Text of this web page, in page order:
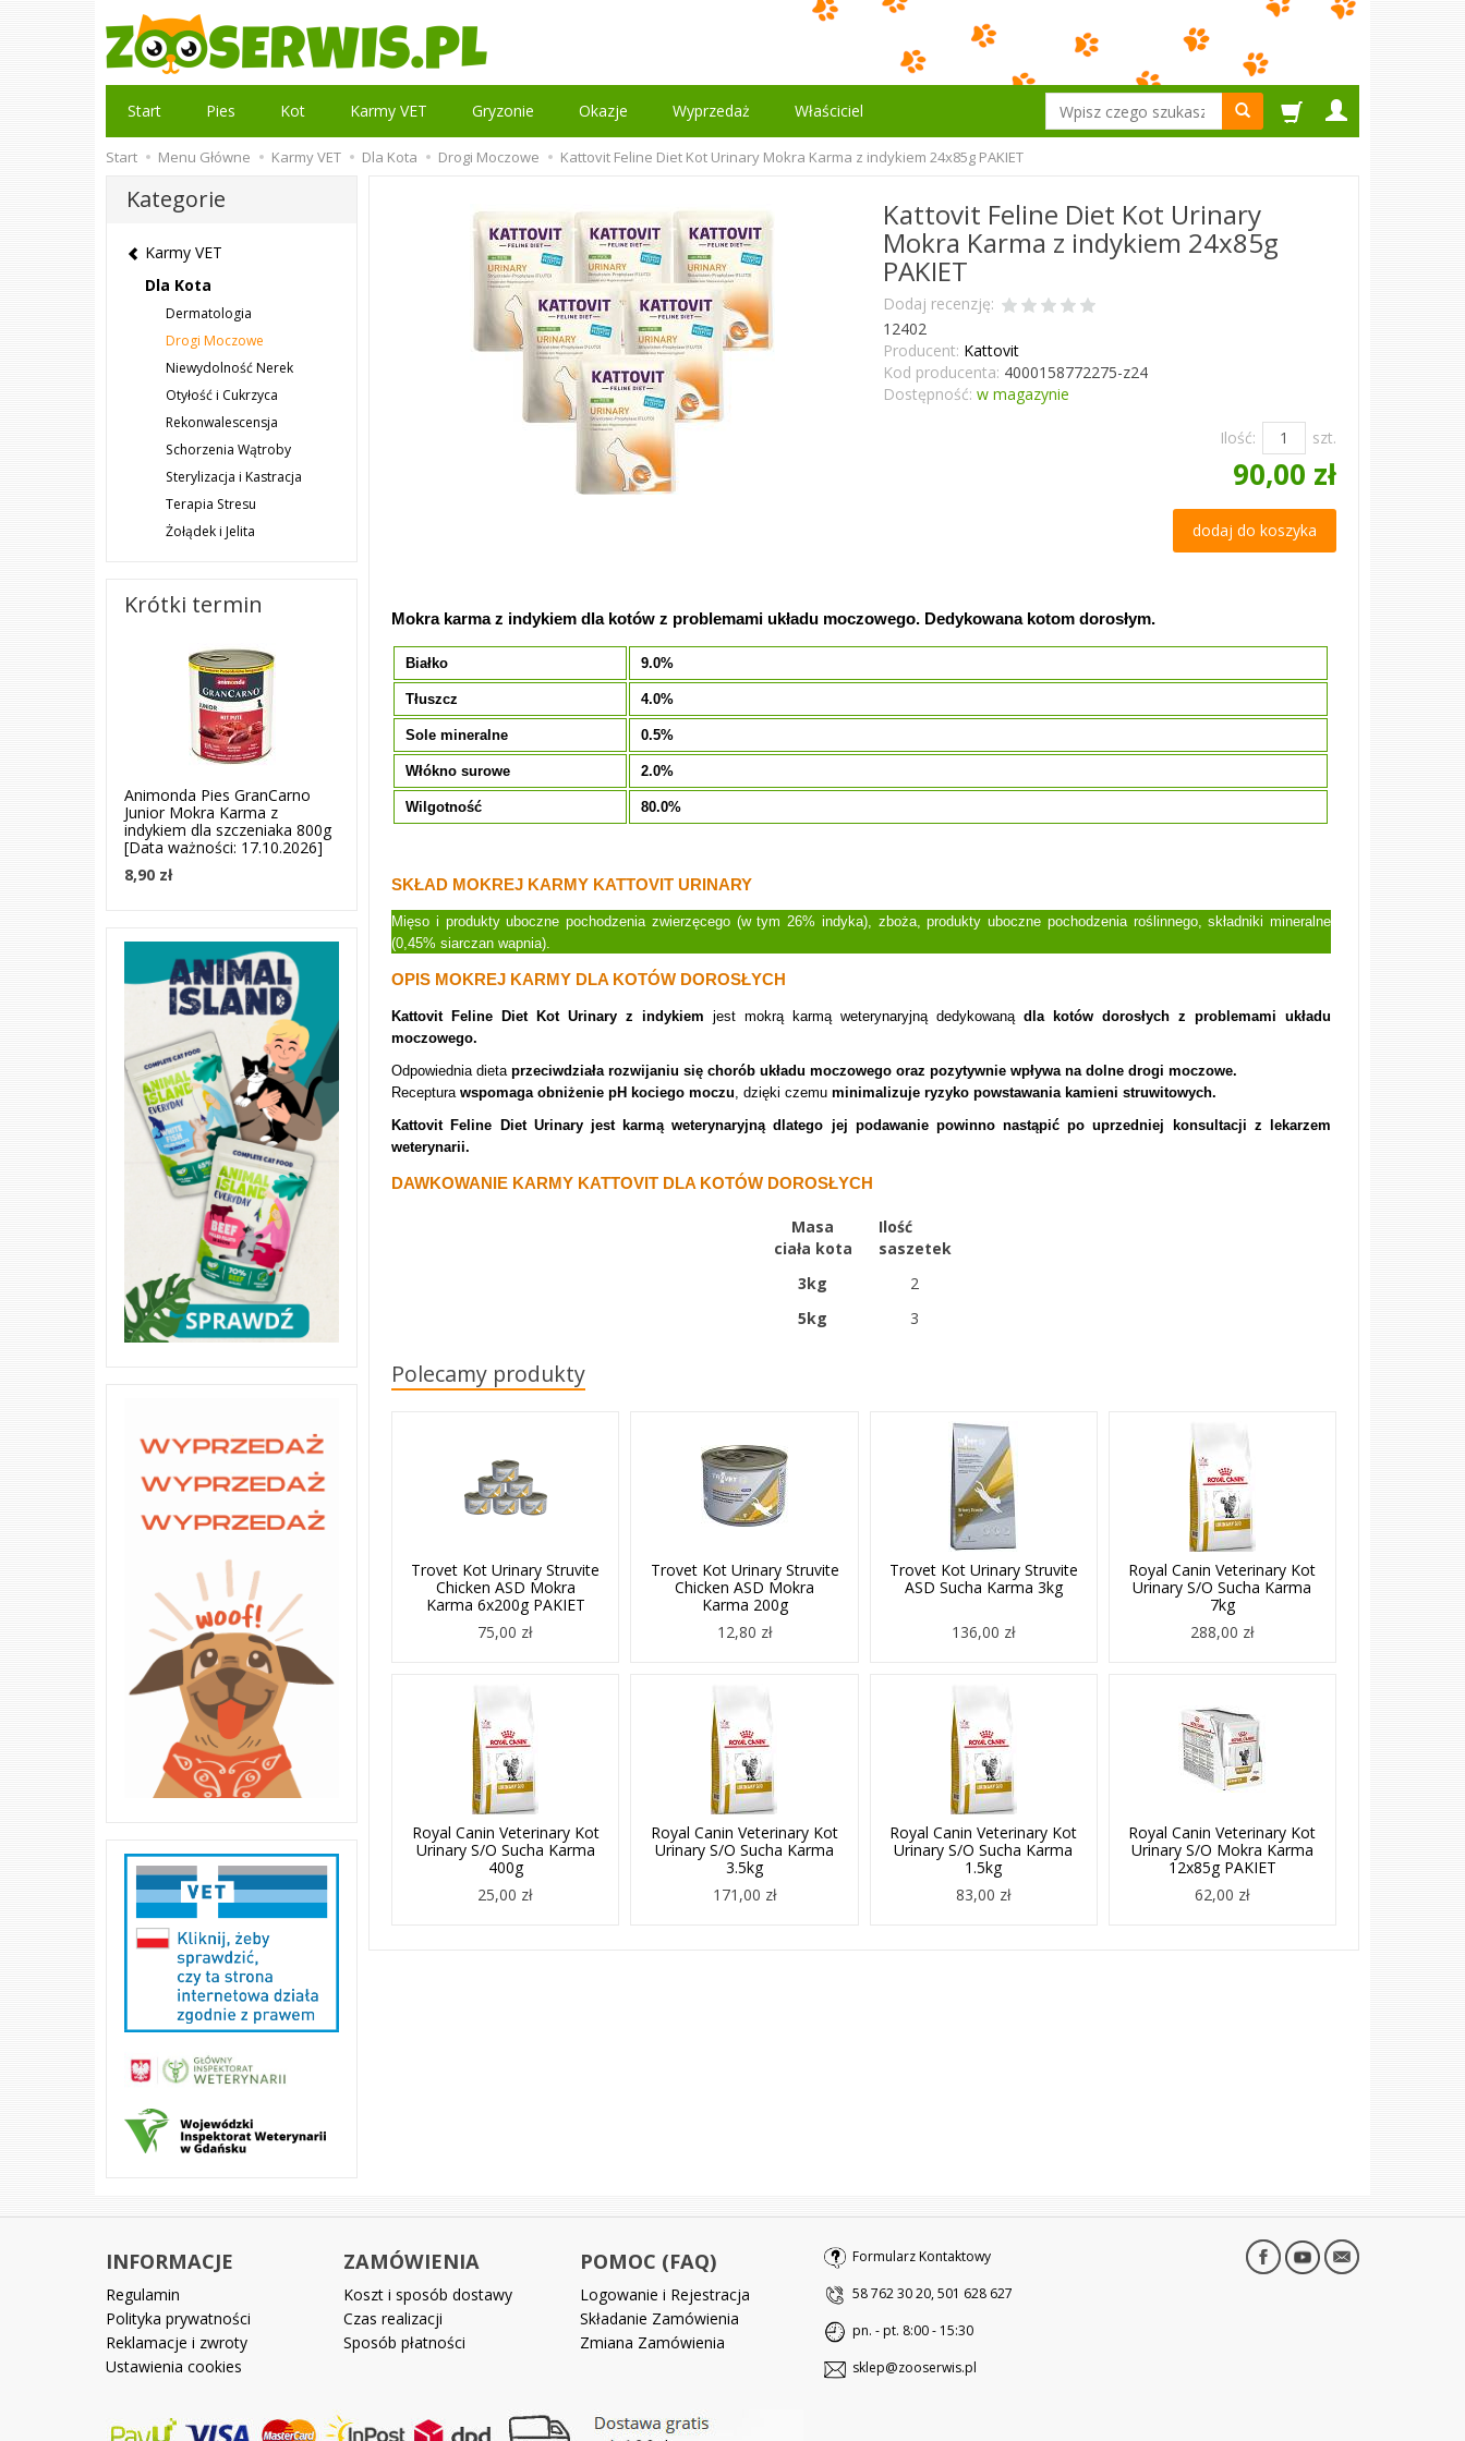
Wyszukaj
Start Pies Kot Karmy VET Gryzonie Okazje Wyprzedaż Właściciel
Start Menu Główne Karmy VET Dla Kota Drogi Moczowe Kattovit Feline Diet Kot Urinary Mokra Karma z indykiem 24x85g PAKIET
Kattovit Feline Diet Kot Urinary
Mokra Karma z indykiem 24x85g
PAKIET
Dodaj recenzję:
12402
Producent: Kattovit
Kod producenta: 4000158772275-z24
Dostępność: w magazynie
Ilość: szt.
90,00 zł
dodaj do koszyka
Mokra karma z indykiem dla kotów z problemami układu moczowego. Dedykowana kotom dorosłym.
Białko 9.0%
Tłuszcz 4.0%
Sole mineralne 0.5%
Włókno surowe 2.0%
Wilgotność 80.0%
SKŁAD MOKREJ KARMY KATTOVIT URINARY
Mięso i produkty uboczne pochodzenia zwierzęcego (w tym 26% indyka), zboża, produkty uboczne pochodzenia roślinnego, składniki mineralne
(0,45% siarczan wapnia).
OPIS MOKREJ KARMY DLA KOTÓW DOROSŁYCH
Kattovit Feline Diet Kot Urinary z indykiem jest mokrą karmą weterynaryjną dedykowanądla kotów dorosłych z problemami układu
moczowego.
Odpowiednia dietaprzeciwdziała rozwijaniu się chorób układu moczowego oraz pozytywnie wpływa na dolne drogi moczowe.
Recepturawspomaga obniżenie pH kociego moczu, dzięki czemu minimalizuje ryzyko powstawania kamieni struwitowych.
Kattovit Feline Diet Urinary jestkarmą weterynaryjną dlatego jej podawanie powinno nastąpić po uprzedniej konsultacji z lekarzem
weterynarii.
DAWKOWANIE KARMY KATTOVIT DLA KOTÓW DOROSŁYCH
Masa
ciała kota
Ilość
saszetek
3kg
2
5kg
3
Polecamy produkty
Trovet Kot Urinary Struvite
Chicken ASD Mokra
Karma 6x200g PAKIET
75,00 zł
Trovet Kot Urinary Struvite
Chicken ASD Mokra
Karma 200g
12,80 zł
Trovet Kot Urinary Struvite
ASD Sucha Karma 3kg
136,00 zł
Royal Canin Veterinary Kot
Urinary S/O Sucha Karma
7kg
288,00 zł
Royal Canin Veterinary Kot
Urinary S/O Sucha Karma
400g
25,00 zł
Royal Canin Veterinary Kot
Urinary S/O Sucha Karma
3.5kg
171,00 zł
Royal Canin Veterinary Kot
Urinary S/O Sucha Karma
1.5kg
83,00 zł
Royal Canin Veterinary Kot
Urinary S/O Mokra Karma
12x85g PAKIET
62,00 zł
Kategorie
Karmy VET
Dla Kota
Dermatologia
Drogi Moczowe
Niewydolność Nerek
Otyłość i Cukrzyca
Rekonwalescensja
Schorzenia Wątroby
Sterylizacja i Kastracja
Terapia Stresu
Żołądek i Jelita
Krótki termin
Animonda Pies GranCarno
Junior Mokra Karma z
indykiem dla szczeniaka 800g
[Data ważności: 17.10.2026]
8,90 zł
INFORMACJE
Regulamin
Polityka prywatności
Reklamacje i zwroty
Ustawienia cookies
ZAMÓWIENIA
Koszt i sposób dostawy
Czas realizacji
Sposób płatności
POMOC (FAQ)
Logowanie i Rejestracja
Składanie Zamówienia
Zmiana Zamówienia
Formularz Kontaktowy
58 762 30 20, 501 628 627
pn. - pt. 8:00 - 15:30
sklep@zooserwis.pl